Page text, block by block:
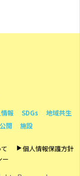
報 SDGs
地域共生
開 施設
個人情報保護方針
ー